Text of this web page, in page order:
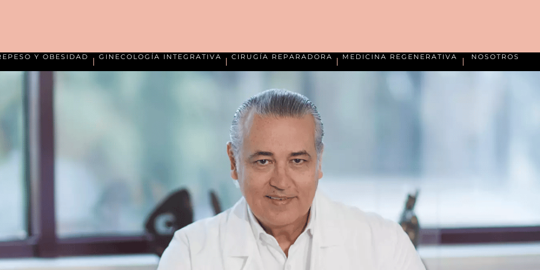
Y OBESIDAD GINECOLOGÍA INTEGRATIVA CIRUGÍA REPARADORA MEDICINA REGENERATIVA NOSOTROS